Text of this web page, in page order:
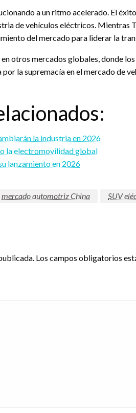
a un ritmo acelerado. El
de vehículos eléctricos.
del mercado para liderar la
otros mercados globales, donde
la supremacía en el mercado de
la industria en 2026
la electromovilidad global
lanzamiento en 2026
mercado automotriz China SUV
Los campos obligatorios